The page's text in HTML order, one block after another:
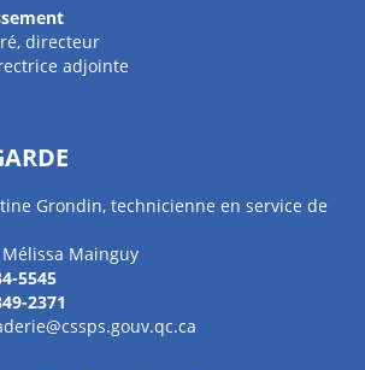
directeur
adjointe
Grondin, technicienne en service de
Mainguy
5545
2371